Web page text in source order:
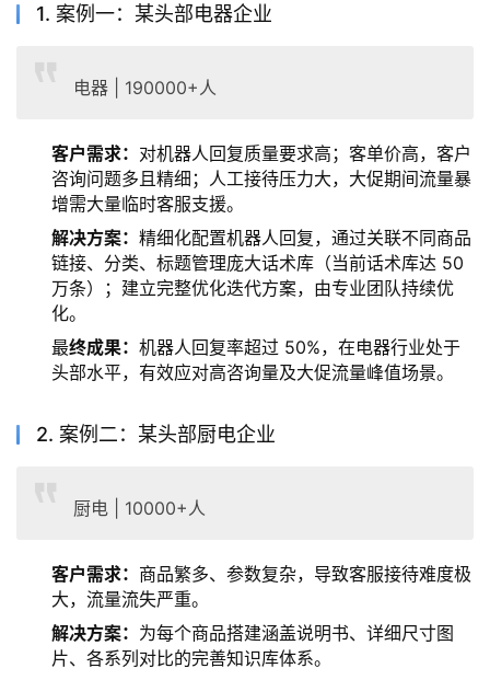
1. 案例一：某头部电器企业
电器 | 190000+人
客户需求： 对机器人回复质量要求高；客单价高，客户
咨询问题多且精细；人工接待压力大，大促期间流量暴
增需大量临时客服支援。
解决方案： 精细化配置机器人回复，通过关联不同商品
链接、分类、标题管理庞大话术库（当前话术库达 50
万条）；建立完整优化迭代方案，由专业团队持续优
化。
最终成果： 机器人回复率超过 50%，在电器行业处于
头部水平，有效应对高咨询量及大促流量峰值场景。
2. 案例二：某头部厨电企业
厨电 | 10000+人
客户需求： 商品繁多、参数复杂，导致客服接待难度极
大，流量流失严重。
解决方案： 为每个商品搭建涵盖说明书、详细尺寸图
片、各系列对比的完善知识库体系。